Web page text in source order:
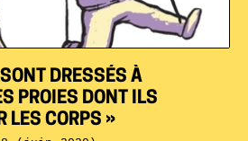
DRESSÉS À
PROIES DONT ILS
LES CORPS »